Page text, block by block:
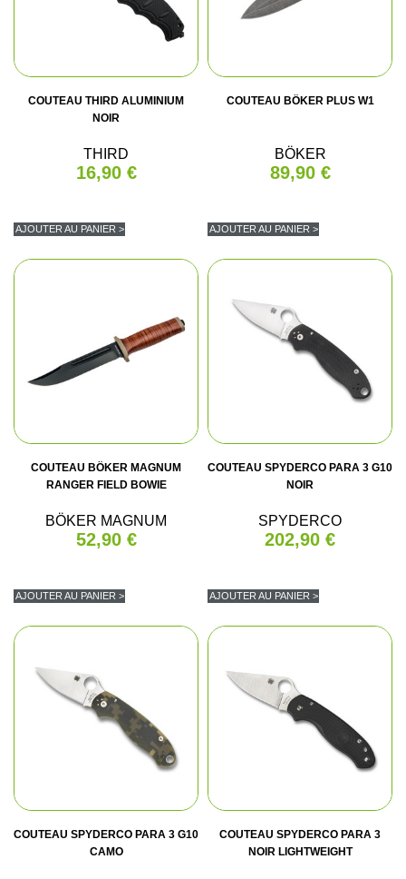
COUTEAU THIRD ALUMINIUM
NOIR
THIRD
16,90 €
AJOUTER AU PANIER >
COUTEAU BÖKER PLUS W1
BÖKER
89,90 €
AJOUTER AU PANIER >
COUTEAU BÖKER MAGNUM
RANGER FIELD BOWIE
BÖKER MAGNUM
52,90 €
AJOUTER AU PANIER >
COUTEAU SPYDERCO PARA 3 G10
NOIR
SPYDERCO
202,90 €
AJOUTER AU PANIER >
COUTEAU SPYDERCO PARA 3 G10
CAMO
COUTEAU SPYDERCO PARA 3
NOIR LIGHTWEIGHT